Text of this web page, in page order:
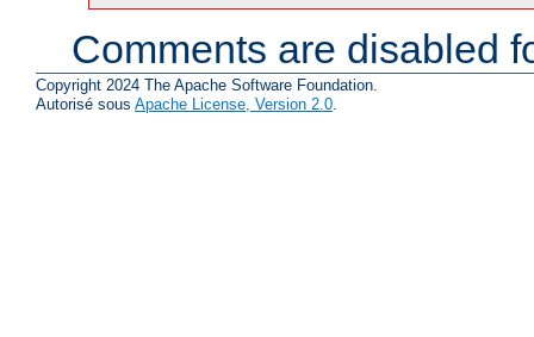
Comments are disabled
Copyright 2024 The Apache Software Foundation.
Autorisé sous Apache License, Version 2.0.